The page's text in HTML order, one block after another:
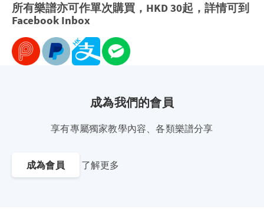
所有樂譜亦可作單次購買，HKD 30起，詳情可到
Facebook Inbox
成為我們的會員
享有專屬獨家教學內容、各類樂譜分享
成為會員 了解更多